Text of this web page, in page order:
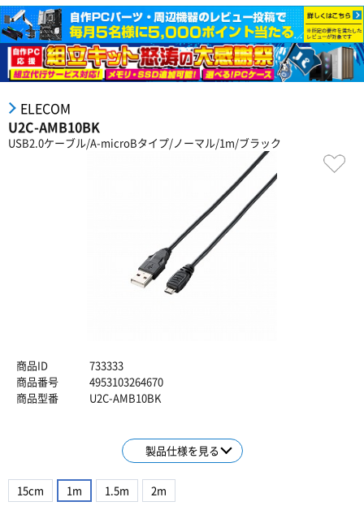
ELECOM
U2C-AMB10BK
USB2.0ケーブル/A-microBタイプ/ノーマル/1m/ブラック
商品ID
733333
商品番号
4953103264670
商品型番
U2C-AMB10BK
製品仕様を見る
15cm 1m 1.5m 2m